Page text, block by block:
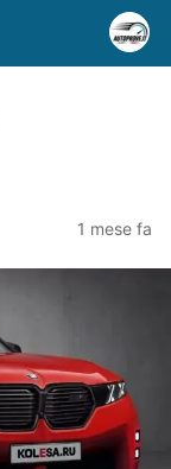
1 mese fa